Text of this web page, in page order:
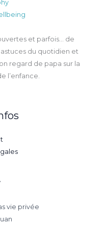
et parfois… de
du quotidien et
regard de papa sur la
l’enfance.
vie privée